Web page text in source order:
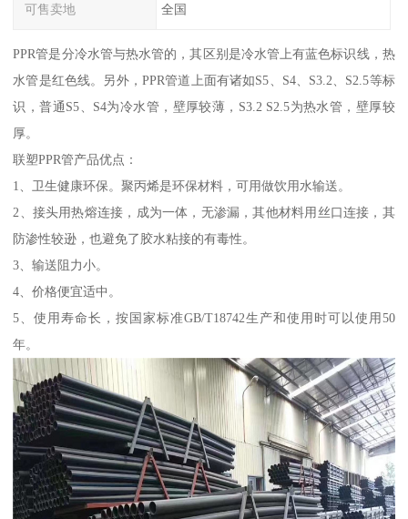
可售卖地 全国
PPR管是分冷水管与热水管的，其区别是冷水管上有蓝色标识线，热
水管是红色线。另外，PPR管道上面有诸如S5、S4、S3.2、S2.5等标
识，普通S5、S4为冷水管，壁厚较薄，S3.2 S2.5为热水管，壁厚较
厚。
联塑PPR管产品优点：
1、卫生健康环保。聚丙烯是环保材料，可用做饮用水输送。
2、接头用热熔连接，成为一体，无渗漏，其他材料用丝口连接，其
防渗性较逊，也避免了胶水粘接的有毒性。
3、输送阻力小。
4、价格便宜适中。
5、使用寿命长，按国家标准GB/T18742生产和使用时可以使用50
年。